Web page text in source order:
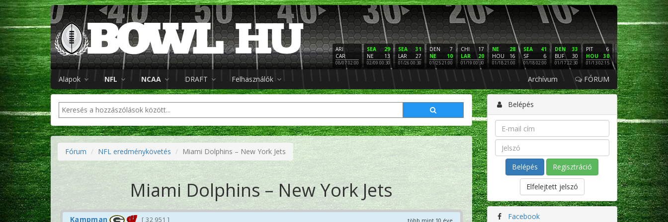
ARI
CAR
08/07 02:00
29
SEA
13
NE
02/09 00:30
31
SEA
27
LAR
01/26 00:30
7
DEN
10
NE
01/25 21:00
17
CHI
20
LAR
01/19 00:30
28
NE
16
HOU
01/18 21:00
41
SEA
6
SF
01/18 02:00
33
DEN
30
BUF
01/17 22:30
6
PIT
30
HOU
01/13 02:15
16
NE
3
LAC
01/12 02:00
PHI
SF
01/11
Alapok NFL NCAA DRAFT Felhasználók Archívum FÓRUM
Fórum NFL eredménykövetés Miami Dolphins – New York Jets
Miami Dolphins – New York Jets
több mint 10 éve
Kampman 32 951
Belépés
Regisztráció
Elfelejtett jelszó
Facebook